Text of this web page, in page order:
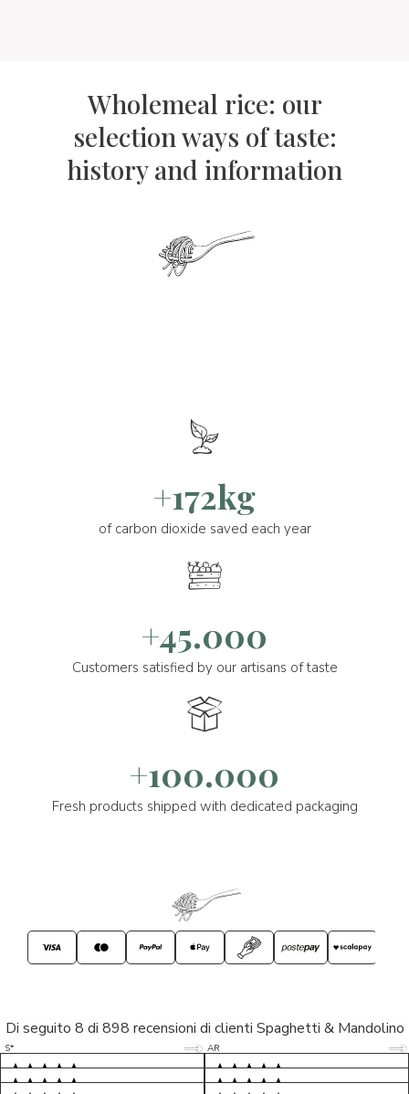
Wholemeal rice: our
selection ways of taste:
history and information
+172kg
of carbon dioxide saved each year
+45.000
Customers satisfied by our artisans of taste
+100.000
Fresh products shipped with dedicated packaging
Di seguito 8 di 898 recensioni di clienti Spaghetti & Mandolino
S* 5/5
LP 5/5
M* 5/5
AR 5/5
D* 5/5
S* 5/5